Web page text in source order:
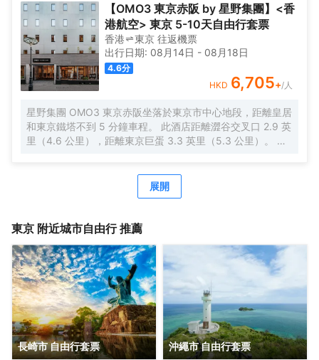
地區。 酒店客房採用現代風格設計，為您提供舒適温馨的雅
居空間。所有客房均配有全套傢俱、先進設施和友好的客房
服務，能夠滿足您住宿期間的一切需求。為了給你帶來更多
便利，酒店還設有24小時前台，可提供安排按摩服務和行李
寄存等服務。值得一提的是，酒店25樓設有一間享有城市全
景的日本餐廳，供應創意日本料理並設有酒吧，定能給您帶
來來自視覺和味蕾的雙重感官享受。 憑着優越的位置、完善
的設施以及無微不至的專業化服務，東京新宿王子大飯店為
每一位下榻於此的賓客帶來非一般的高品質體驗。入住於
此，您的旅途也將多一份温暖、多一份感動。
【OMO3 東京赤阪 by 星野集團】<香
港航空> 東京 5-10天自由行套票
香港 東京 往返機票
出行日期: 08月14日 - 08月18日
4.6分
HKD 6,705+/人
星野集團 OMO3 東京赤阪坐落於東京市中心地段，距離皇居
和東京鐵塔不到 5 分鐘車程。 此酒店距離澀谷交叉口 2.9 英
里（4.6 公里），距離東京巨蛋 3.3 英里（5.3 公里）。 每
提供冰箱和液晶電視；您定能在旅途中找到家的舒適。配備
淋浴/盆浴組合的私人浴室提供浸泡浴缸和坐浴桶。便利設施
展開
東京 附近城市自由行 推薦
長崎市 自由行套票 沖繩市 自由行套票